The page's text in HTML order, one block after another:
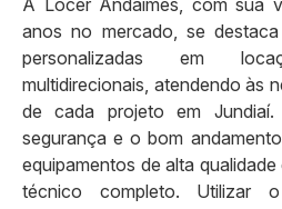
anos no mercado, se
personalizadas em
multidirecionais, atendendo às
de cada projeto em
segurança e o bom
equipamentos de alta
técnico completo. Utilizar